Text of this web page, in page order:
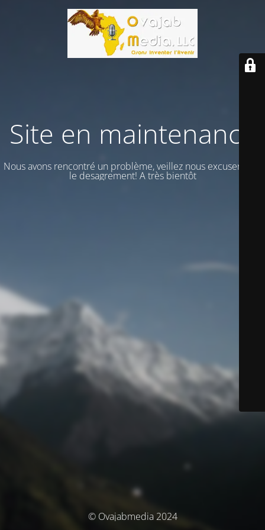
Site en maintenance
Nous avons rencontré un problème, veillez nous excuser vour
le desagrement! A très bientôt
© Ovajabmedia 2024